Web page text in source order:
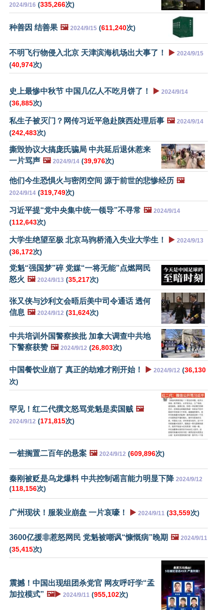
2024/9/16 (335,266次)
种善因 结善果 🖼️ 2024/9/15 (611,240次)
不明飞行物侵入北京 天津滨海机场出大事了！ ▶️ 2024/9/15
(40,974次)
史上最惨中秋节 中国几亿人不吃月饼了！ ▶️ 2024/9/14
(36,885次)
私生子被灭门？网传习近平急赴陕西处理后事 🖼️ 2024/9/14
(242,483次)
撕毁协议大搞庞氏骗局 中共延后退休惹来
一片骂声 🖼️ 2024/9/14 (39,976次)
他们今生恐惧火与密闭空间 源于前世的悲惨经历 🖼️
2024/9/14 (319,749次)
习近平提“党中央集中统一领导”不寻常 🖼️ 2024/9/14
(112,643次)
大学生绝望至极 北京马驹桥涌入失业大学生！ ▶️ 2024/9/13
(36,172次)
党魁“强国梦”碎 党媒“一将无能”点燃网民
怒火 🖼️ 2024/9/13 (35,217次)
张又侠与沙利文会晤后美中司令通话 透何
信息 🖼️ 2024/9/12 (31,624次)
中共培训外国警察挨批 加拿大调查中共地
下警察获赞 🖼️ 2024/9/12 (26,803次)
中国餐饮业崩了 真正的劫难才刚开始！ ▶️ 2024/9/12 (36,130
次)
罕见！红二代撰文怒骂党魁是卖国贼 🖼️
2024/9/12 (171,815次)
一桩搁置二百年的悬案 🖼️ 2024/9/12 (609,896次)
秦刚被贬是乌龙爆料 中共控制谣言能力明显下降 2024/9/12
(118,156次)
广州现状！服装业崩盘 一片哀嚎！ ▶️ 2024/9/11 (33,559次)
3600亿援非惹怒网民 党魁被嘲讽“慷慨病”晚期 🖼️ 2024/9/11
(35,415次)
震撼！中国出现组团杀党官 网友呼吁学“孟
加拉模式” 🖼️▶️ 2024/9/11 (955,102次)